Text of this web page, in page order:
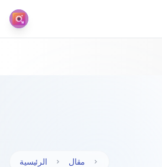
الرئيسية مقال